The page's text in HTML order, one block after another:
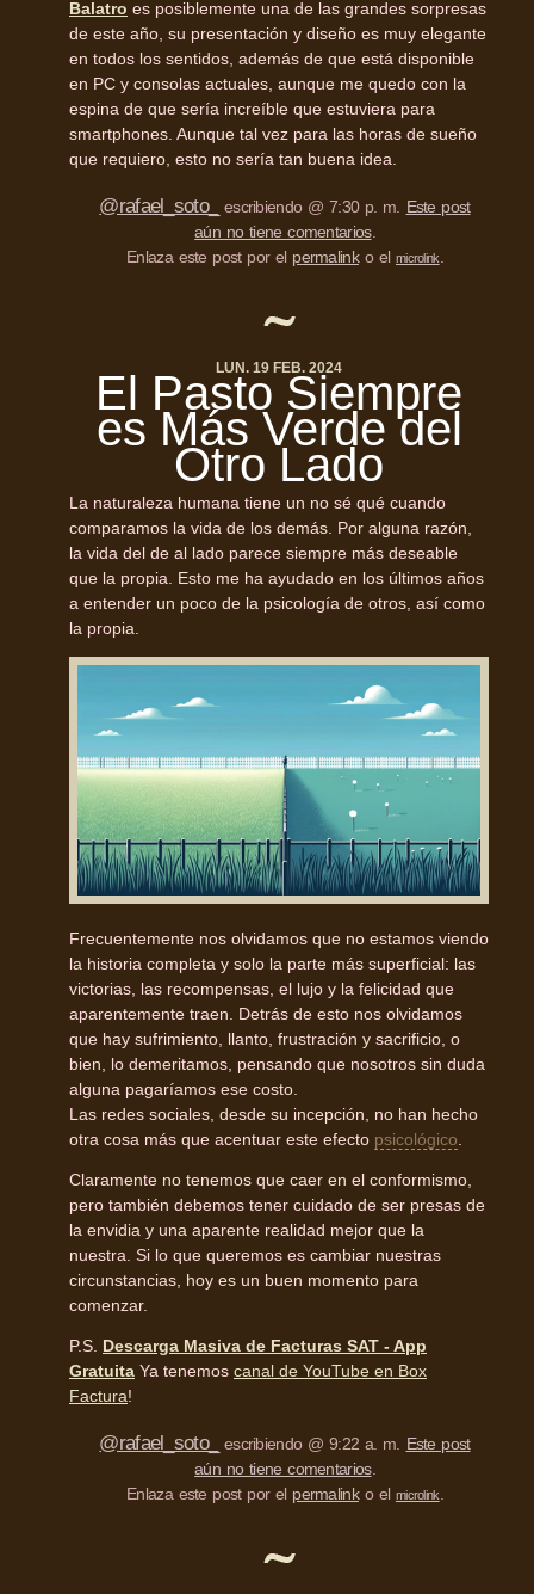
Balatro es posiblemente una de las grandes sorpresas
de este año, su presentación y diseño es muy elegante
en todos los sentidos, además de que está disponible
en PC y consolas actuales, aunque me quedo con la
espina de que sería increíble que estuviera para
smartphones. Aunque tal vez para las horas de sueño
que requiero, esto no sería tan buena idea.
@rafael_soto_ escribiendo @ 7:30 p. m. Este post
aún no tiene comentarios.
Enlaza este post por el permalinko el microlink.
LUN. 19 FEB. 2024
El Pasto Siempre
es Más Verde del
Otro Lado
La naturaleza humana tiene un no sé qué cuando
comparamos la vida de los demás. Por alguna razón,
la vida del de al lado parece siempre más deseable
que la propia. Esto me ha ayudado en los últimos años
a entender un poco de la psicología de otros, así como
la propia.
Frecuentemente nos olvidamos que no estamos viendo
la historia completa y solo la parte más superficial: las
victorias, las recompensas, el lujo y la felicidad que
aparentemente traen. Detrás de esto nos olvidamos
que hay sufrimiento, llanto, frustración y sacrificio, o
bien, lo demeritamos, pensando que nosotros sin duda
alguna pagaríamos ese costo.
Las redes sociales, desde su incepción, no han hecho
otra cosa más que acentuar este efecto psicológico
Claramente no tenemos que caer en el conformismo,
pero también debemos tener cuidado de ser presas de
la envidia y una aparente realidad mejor que la
nuestra. Si lo que queremos es cambiar nuestras
circunstancias, hoy es un buen momento para
comenzar.
P.S. Descarga Masiva de Facturas SAT - App
Gratuita Ya tenemos canal de YouTube en Box
Factura!
@rafael_soto_ escribiendo @ 9:22 a. m. Este post
aún no tiene comentarios.
Enlaza este post por el permalinko el microlink